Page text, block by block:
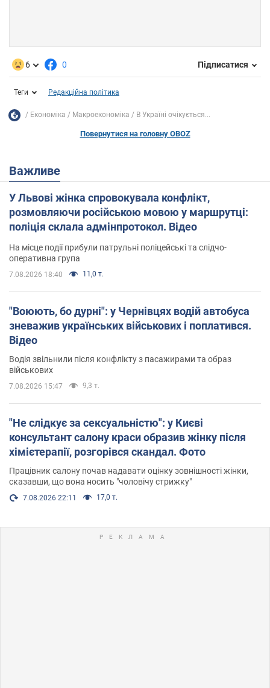
6 0 Підписатися
Теги Редакційна політика
Економіка Mакроекономіка В Україні очікується...
Повернутися на головну OBOZ
Важливе
У Львові жінка спровокувала конфлікт,
розмовляючи російською мовою у маршрутці:
поліція склала адмінпротокол. Відео
На місце події прибули патрульні поліцейські та слідчо-
оперативна група
7.08.2026 18:40 11,0 т.
"Воюють, бо дурні": у Чернівцях водій автобуса
зневажив українських військових і поплатився.
Відео
Водія звільнили після конфлікту з пасажирами та образ
військових
7.08.2026 15:47 9,3 т.
"Не слідкує за сексуальністю": у Києві
консультант салону краси образив жінку після
хімієтерапії, розгорівся скандал. Фото
Працівник салону почав надавати оцінку зовнішності жінки,
сказавши, що вона носить "чоловічу стрижку"
7.08.2026 22:11 17,0 т.